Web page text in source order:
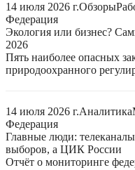
14 июля 2026 г.Обзоры
Федерация
Экология или бизнес?
2026
Пять наиболее опасных
природоохранного
14 июля 2026 г.Аналитика
Федерация
Главные люди:
выборов, а ЦИК России
Отчёт о мониторинге